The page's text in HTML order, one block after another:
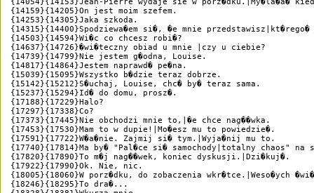
{14159}{14205}On jest moim szefem.
{14253}{14305}Jaka szkoda.
{14315}{14400}Spodziewa�em si�, �e mnie
{14503}{14594}Wi�c co chcesz robi�?
{14637}{14726}�wi�teczny obiad u mnie |czy u ciebie?
{14739}{14799}Nie jestem g�odna, Louise.
{14817}{14864}Jestem naprawd� pe�na.
{15039}{15095}Wszystko b�dzie teraz dobrze.
{15142}{15212}S�uchaj, Louise, chc� by� teraz sama.
{15237}{15294}Id� do domu, prosz�.
{17188}{17229}Halo?
{17297}{17338}Co?
{17373}{17445}Nie obchodzi mnie to,|�e chce nag��wka.
{17453}{17530}Mam to w dupie!|Mo�esz mu to powiedzie�.
{17591}{17722}W�a�nie. Zajmij si� tym.|Wyja�nij mu to.
{17740}{17814}Ma by� "Pal�ce si� samochody|totalny chaos" na
{17820}{17890}To m�j nag��wek, koniec dyskusji.|Dzi�kuj�.
{17922}{17990}Ok. Nie, nic.
{18005}{18060}W porz�dku, do zobaczenia wkr�tce.|Weso�ych
{18246}{18295}To dra�...